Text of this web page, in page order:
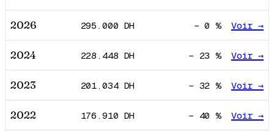
2026 295.000 DH −0 % Voir →
2024 228.448 DH − 23 % Voir →
2023 201.034DH − 32 % Voir →
2022 176.910 DH − 40 % Voir →